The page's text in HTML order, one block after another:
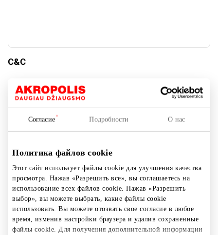
Согласие Подробности О нас
Политика файлов cookie
Этот сайт использует файлы cookie для улучшения качества
просмотра. Нажав «Разрешить все», вы соглашаетесь на
использование всех файлов cookie. Нажав «Разрешить
выбор», вы можете выбрать, какие файлы cookie
использовать. Вы можете отозвать свое согласие в любое
время, изменив настройки браузера и удалив сохраненные
файлы cookie. Для получения дополнительной информации
C&C